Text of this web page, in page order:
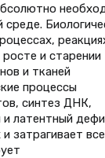
и старении
и тканей
процессы
синтез ДНК,
и латентный
затрагивает все